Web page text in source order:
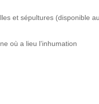
et sépultures (disponible
où a lieu l’inhumation